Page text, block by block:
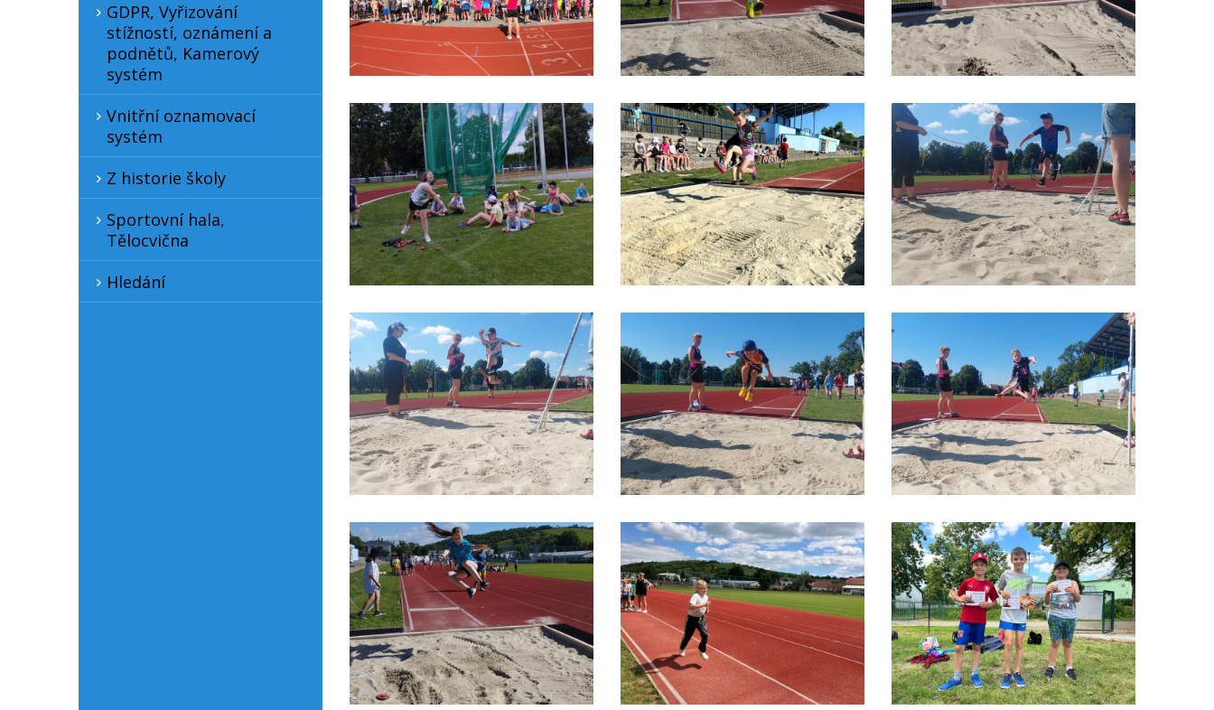
GDPR, Vyřizování
stížností, oznámení a
podnětů, Kamerový
systém
Vnitřní oznamovací
systém
Z historie školy
Sportovní hala,
Tělocvična
Hledání